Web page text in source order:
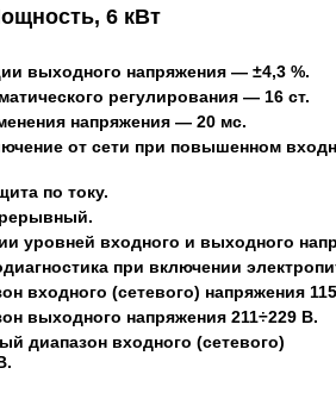
6 кВт
выходного напряжения — ±4,3 %.
регулирования — 16 ст.
напряжения — 20 мс.
от сети при повышенном
по току.
уровней входного и выходного
при включении
входного (сетевого) напряжения
выходного напряжения 211÷229 В.
диапазон входного (сетевого)